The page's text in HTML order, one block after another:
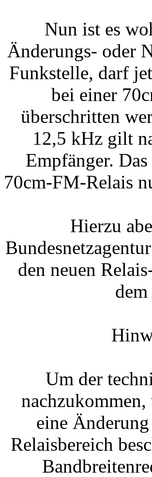
Nun ist es
Änderungs- oder
Funkstelle, darf
bei einer
überschritten
12,5 kHz gilt
Empfänger.
70cm-FM-Relais
Hierzu
den neuen
Um der
eine
Relaisbereich